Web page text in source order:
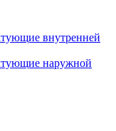
внутренней
наружной